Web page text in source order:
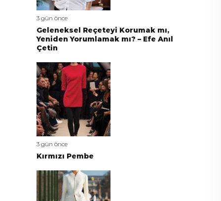
3 gün önce
Geleneksel Reçeteyi Korumak mı,
Yeniden Yorumlamak mı? – Efe Anıl
Çetin
3 gün önce
Kırmızı Pembe